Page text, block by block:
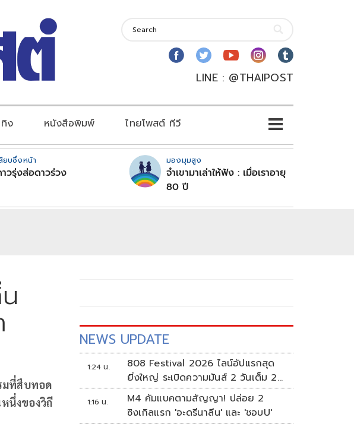
LINE : @THAIPOST
ง หนังสือพิมพ์ ไทยโพสต์ ทีวี
ยบซึ่งหน้า
วรุ่งส่อดาวร่วง
มองมุมสูง
จำเขามาเล่าให้ฟัง : เมื่อเราอายุ
80 ปี
มที่สืบทอด
นึ่งของวิถี
NEWS UPDATE
1:24 น.
808 Festival 2026 ไลน์อัปแรกสุด
ยิ่งใหญ่ ระเบิดความมันส์ 2 วันเต็ม 2-
3 ต.ค.นี้
1:16 น.
M4 คัมแบคตามสัญญา! ปล่อย 2
ซิงเกิลแรก 'อะดรีนาลีน' และ 'ชอบU'